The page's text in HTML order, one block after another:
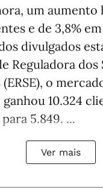
um aumento
e de 3,8%
divulgados
Reguladora dos
o
10.324
5.849. ...
Ver mais